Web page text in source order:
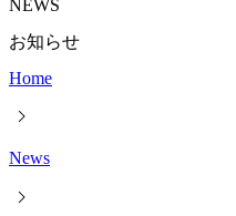
NEWS
お知らせ
Home
News